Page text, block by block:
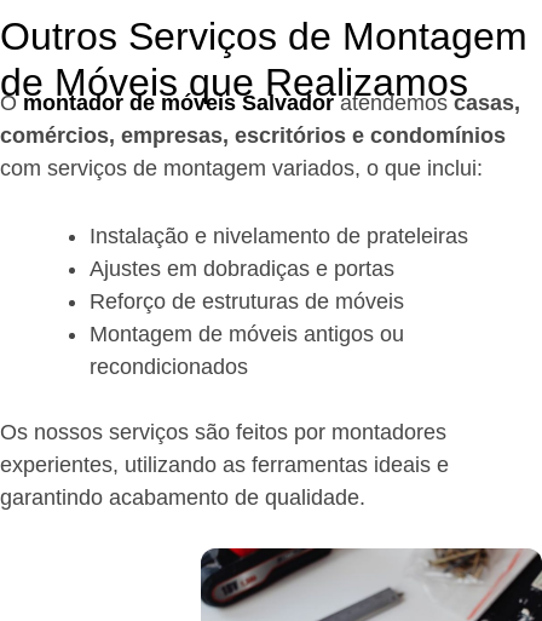
Outros Serviços de Montagem
de Móveis que Realizamos
O montador de móveis Salvadoratendemoscasas,
comércios, empresas, escritórios e condomínios
com serviços de montagem variados, o que inclui:
Instalação e nivelamento de prateleiras
Ajustes em dobradiças e portas
Reforço de estruturas de móveis
Montagem de móveis antigos ou
recondicionados
Os nossos serviços são feitos por montadores
experientes, utilizando as ferramentas ideais e
garantindo acabamento de qualidade.